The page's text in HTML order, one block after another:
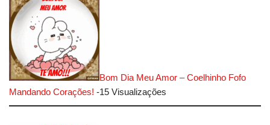
Bom Dia Meu Amor – Coelhinho Fofo
Mandando Corações! -15 Visualizações